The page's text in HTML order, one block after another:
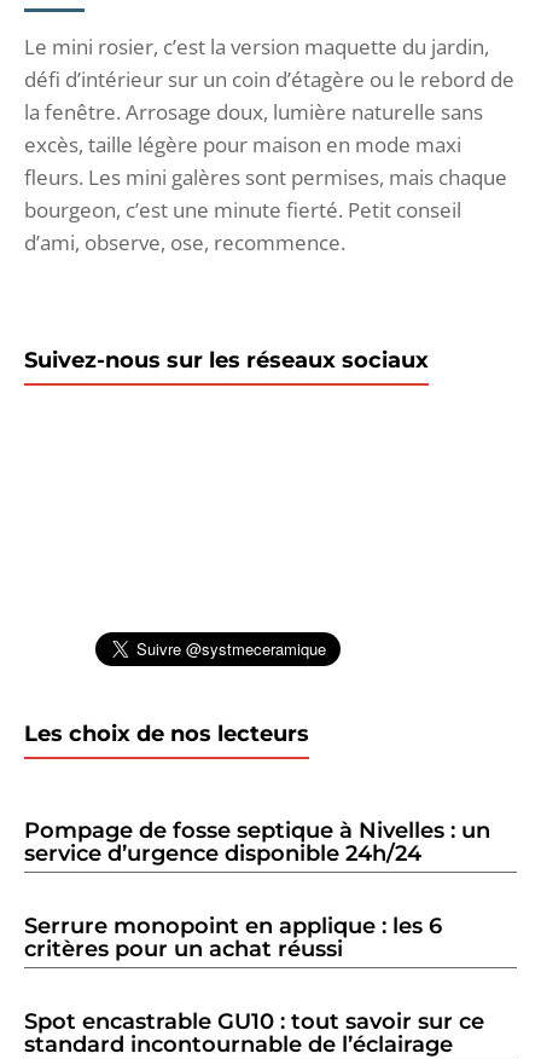
Le mini rosier, c’est la version maquette du jardin,
défi d’intérieur sur un coin d’étagère ou le rebord de
la fenêtre. Arrosage doux, lumière naturelle sans
excès, taille légère pour maison en mode maxi
fleurs. Les mini galères sont permises, mais chaque
bourgeon, c’est une minute fierté. Petit conseil
d’ami, observe, ose, recommence.
Suivez-nous sur les réseaux sociaux
Les choix de nos lecteurs
Pompage de fosse septique à Nivelles : un
service d’urgence disponible 24h/24
Serrure monopoint en applique : les 6
critères pour un achat réussi
Spot encastrable GU10 : tout savoir sur ce
standard incontournable de l’éclairage